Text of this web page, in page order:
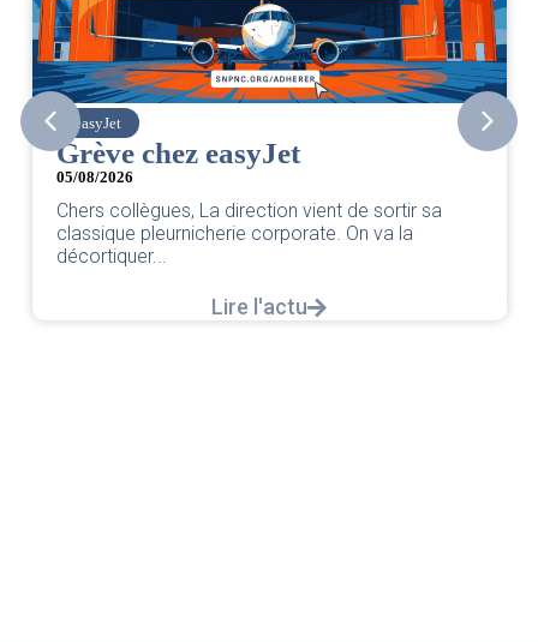
easyJet
Grève chez easyJet
05/08/2026
Chers collègues, La direction vient de sortir sa
classique pleurnicherie corporate. On va la
décortiquer...
Lire l'actu